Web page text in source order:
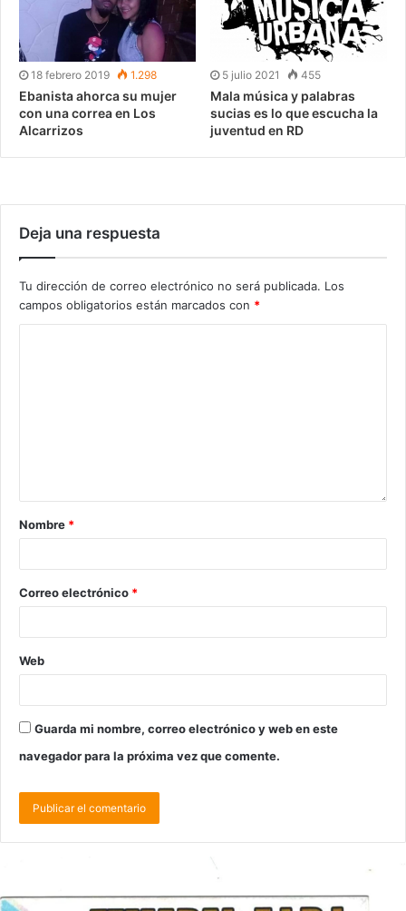
18 febrero 2019 1.298
Ebanista ahorca su mujer
con una correa en Los
Alcarrizos
5 julio 2021 455
Mala música y palabras
sucias es lo que escucha la
juventud en RD
Deja una respuesta
Tu dirección de correo electrónico no será publicada. Los
campos obligatorios están marcados con *
Nombre *
Correo electrónico *
Web
Guarda mi nombre, correo electrónico y web en este
navegador para la próxima vez que comente.